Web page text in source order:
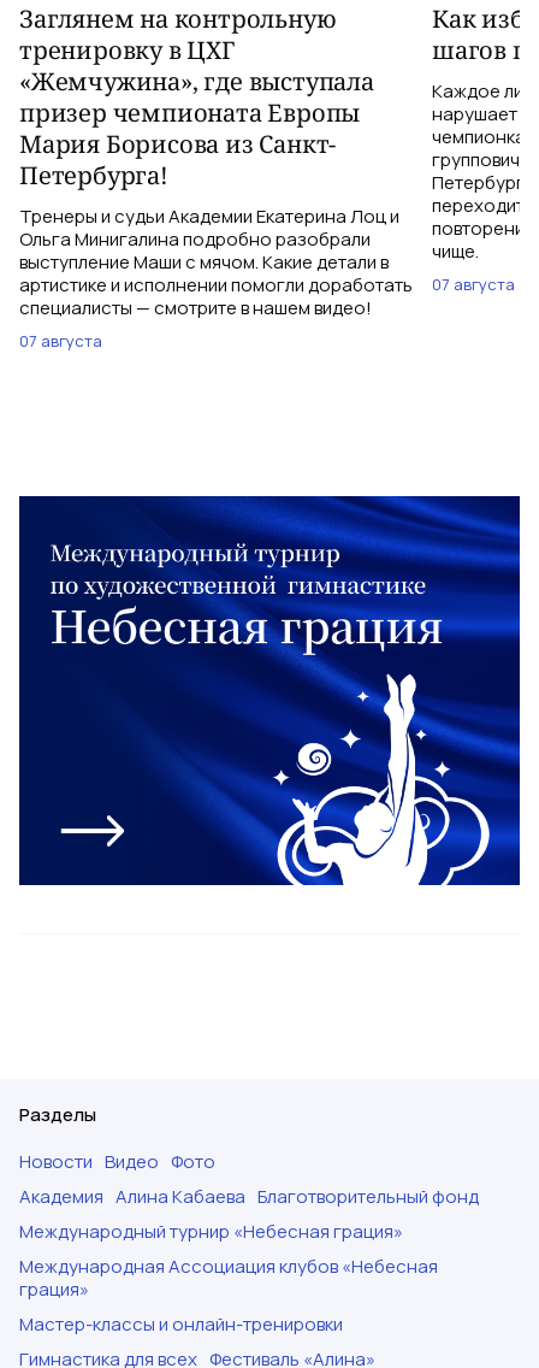
Заглянем на контрольную
тренировку в ЦХГ
«Жемчужина», где выступала
призер чемпионата Европы
Мария Борисова из Санкт-
Петербурга!
Тренеры и судьи Академии Екатерина Лоц и
Ольга Минигалина подробно разобрали
выступление Маши с мячом. Какие детали в
артистике и исполнении помогли доработать
специалисты — смотрите в нашем видео!
07 августа
Как
шагов
Каждое
нарушает
чемпионка
повторений
чище.
07 августа
Разделы
Новости Видео Фото
Академия Алина Кабаева Благотворительный фонд
Международный турнир «Небесная грация»
Международная Ассоциация клубов «Небесная
грация»
Мастер-классы и онлайн-тренировки
Гимнастика для всех Фестиваль «Алина»